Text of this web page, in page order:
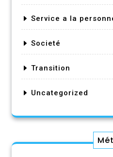
Service a la
Societé
Transition
Uncategorized